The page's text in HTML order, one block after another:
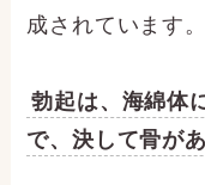
成されています。
勃起は、海綿体
で、決して骨が